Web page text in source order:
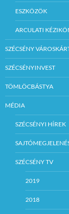
ESZKÖZÖK
ARCULATI
SZÉCSÉNY
SZÉCSÉNYINVEST
TÖMLÖCBÁSTYA
MÉDIA
SZÉCSÉNYI HÍREK
SZÉCSÉNY TV
2019
2018